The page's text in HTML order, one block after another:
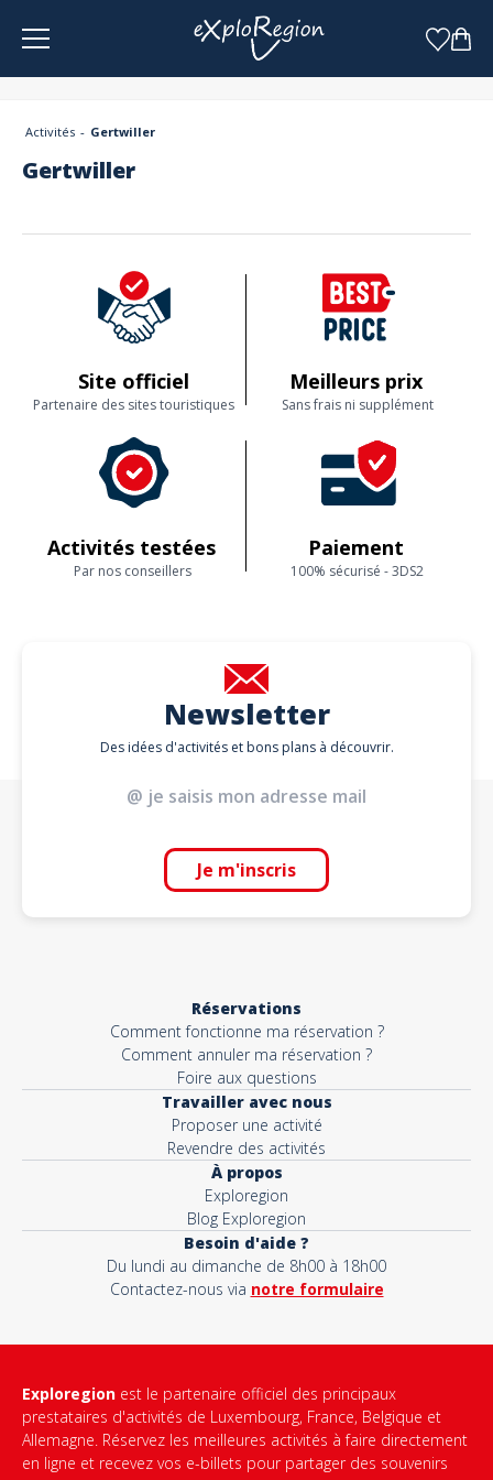
Panneau de gestion des cookies
Activités Gertwiller
Gertwiller
Site officiel
Partenaire des sites touristiques
Meilleurs prix
Sans frais ni supplément
Activités testées
Par nos conseillers
Paiement
100% sécurisé - 3DS2
Newsletter
Des idées d'activités et bons plans à découvrir.
Je m'inscris
Réservations
Comment fonctionne ma réservation ?
Comment annuler ma réservation ?
Foire aux questions
Travailler avec nous
Proposer une activité
Revendre des activités
À propos
Exploregion
Blog Exploregion
Besoin d'aide ?
Du lundi au dimanche de 8h00 à 18h00
Contactez-nous via notre formulaire
Exploregion est le partenaire officiel des principaux
prestataires d'activités de Luxembourg, France, Belgique et
Allemagne. Réservez les meilleures activités à faire directement
en ligne et recevez vos e-billets pour partager des souvenirs